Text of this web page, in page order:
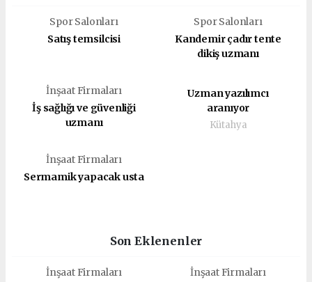
Spor Salonları
Satış temsilcisi
Spor Salonları
Kandemir çadır tente
dikiş uzmanı
İnşaat Firmaları
İş sağlığı ve güvenliği
uzmanı
Uzman yazılımcı
aranıyor
Kütahya
İnşaat Firmaları
Sermamik yapacak usta
Son Eklenenler
İnşaat Firmaları
İnşaat Firmaları